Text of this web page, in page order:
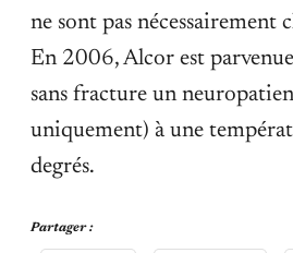
ne sont pas nécessairement
En 2006, Alcor est
sans fracture un
uniquement) à une
degrés.
Partager :